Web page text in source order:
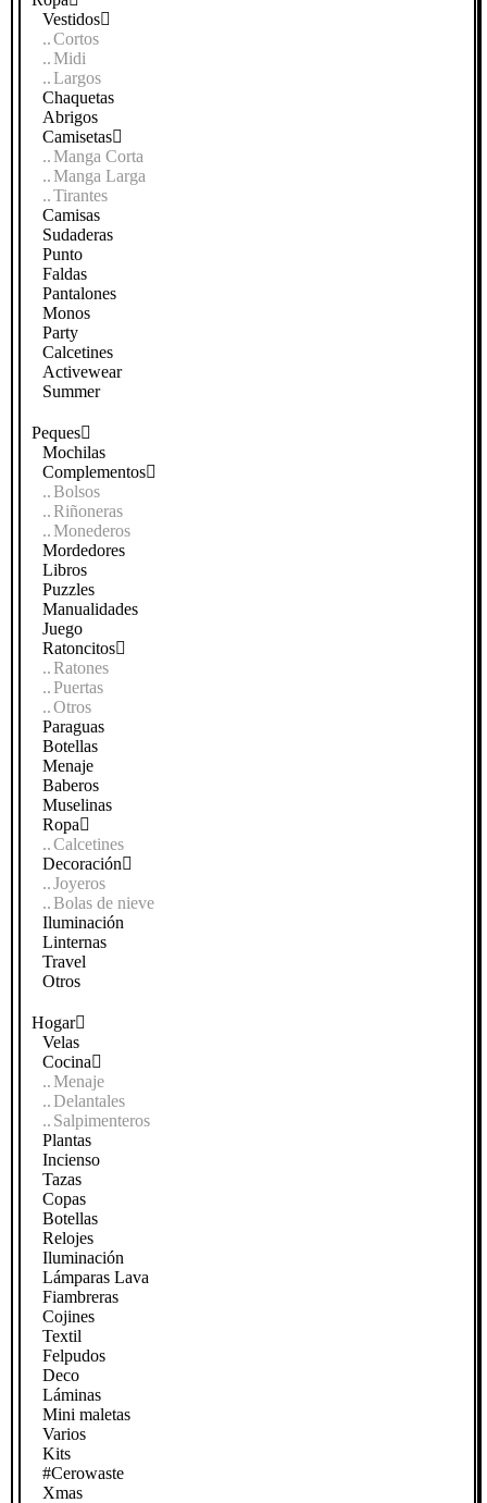
Vestidos
Cortos
Midi
Largos
Chaquetas
Abrigos
Camisetas
Manga Corta
Manga Larga
Tirantes
Camisas
Sudaderas
Punto
Faldas
Pantalones
Monos
Party
Calcetines
Activewear
Summer
Peques
Mochilas
Complementos
Bolsos
Riñoneras
Monederos
Mordedores
Libros
Puzzles
Manualidades
Juego
Ratoncitos
Ratones
Puertas
Otros
Paraguas
Botellas
Menaje
Baberos
Muselinas
Ropa
Calcetines
Decoración
Joyeros
Bolas de nieve
Iluminación
Linternas
Travel
Otros
Hogar
Velas
Cocina
Menaje
Delantales
Salpimenteros
Plantas
Incienso
Tazas
Copas
Botellas
Relojes
Iluminación
Lámparas Lava
Fiambreras
Cojines
Textil
Felpudos
Deco
Láminas
Mini maletas
Varios
Kits
#Cerowaste
Xmas